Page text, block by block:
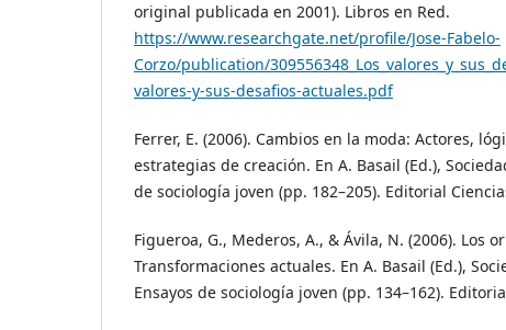
original publicada en 2001). Libros en Red.
https://www.researchgate.net/profile/Jose-Fabelo-
Corzo/publication/
valores-y-sus-desafios-actuales.pdf
Ferrer, E. (2006). Cambios en la moda: Actores,
estrategias de creación. En A. Basail (Ed.),
de sociología joven (pp. 182–205). Editorial
Figueroa, G., Mederos, A., & Ávila, N. (2006). Los
Transformaciones actuales. En A. Basail (Ed.),
Ensayos de sociología joven (pp. 134–162).